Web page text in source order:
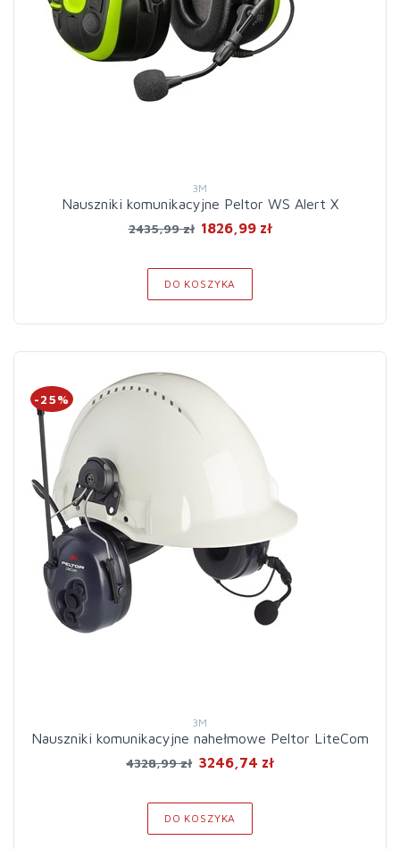
3M
Nauszniki komunikacyjne Peltor WS Alert X
2435,99 zł 1826,99 zł
DO KOSZYKA
-25%
3M
Nauszniki komunikacyjne nahełmowe Peltor LiteCom
4328,99 zł 3246,74 zł
DO KOSZYKA